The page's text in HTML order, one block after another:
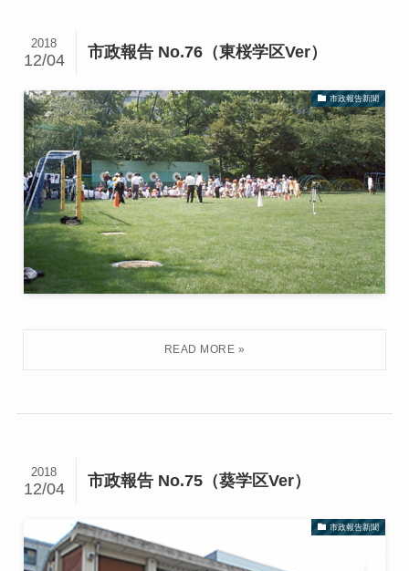
市政報告 No.76（東桜学区Ver）
2018
12/04
市政報告新聞
市政報告 No.75（葵学区Ver）
2018
12/04
市政報告新聞